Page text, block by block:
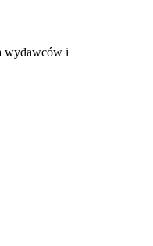
wydawców i